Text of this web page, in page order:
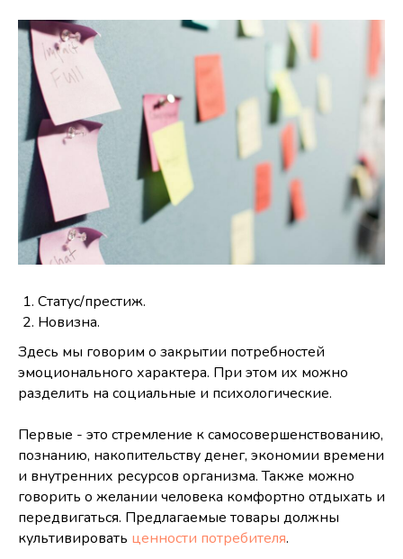
Статус/престиж.
Новизна.
Здесь мы говорим о закрытии потребностей
эмоционального характера. При этом их можно
разделить на социальные и психологические.
Первые - это стремление к самосовершенствованию,
познанию, накопительству денег, экономии времени
и внутренних ресурсов организма. Также можно
говорить о желании человека комфортно отдыхать и
передвигаться. Предлагаемые товары должны
культивировать ценности потребителя.